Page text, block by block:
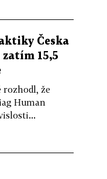
Česka
15,5
rozhodl, že
Human